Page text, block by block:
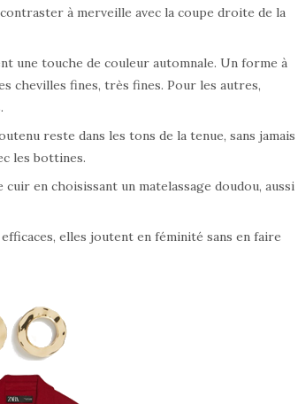
à merveille avec la coupe droite de la
une touche de couleur automnale. Un forme à
chevilles fines, très fines. Pour les autres,
reste dans les tons de la tenue, sans jamais
les bottines.
en choisissant un matelassage doudou, aussi
elles joutent en féminité sans en faire